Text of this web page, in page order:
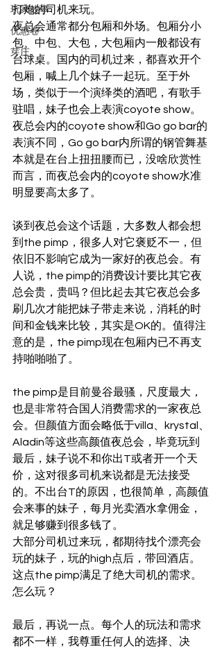
玩家故事
优惠卷
芽庄
打炮的司机来玩。
夜总会通常都分包厢和外场。包厢分小
包、中包、大包，大包厢内一般都设有
台球桌。国内的司机过来，都喜欢开个
包厢，喊上几个妹子一起玩。至于外
场，类似于一个演绎类的酒吧，有歌手
驻唱，妹子也会上表演coyote show。
夜总会内的coyote show和Go go bar的
表演不同，Go go bar内所谓的钢管舞基
本就是在台上扭扭腰而已，没啥欣赏性
而言，而夜总会内的coyote show水准
明显要高太多了。
谈到夜总会这个话题，大多数人都会想
到the pimp，很多人对它褒贬不一，但
依旧不影响它成为一家好的夜总会。有
人说，the pimp的消费设计要比其它夜
总会贵，贵吗？但比起去其它夜总会多
刷几次才能把妹子带走来说，消耗的时
间和金钱来比较，其实是OK的。值得注
意的是，the pimp现在包厢内已不再支
持啪啪啪了。
the pimp是目前曼谷最骚，尺度最大，
也是非常符合国人消费需求的一家夜总
会。但颜值方面会略低于villa、krystal、
Aladin等这些高颜值夜总会，毕竟玩到
最后，妹子说不和你出T或者开一个天
价，这对很多司机来说都是无法接受
的。不出台T的原因，也很简单，高颜值
会来事的妹子，每月光卖酒水拿佣金，
就足够赚到很多钱了。
大部分司机过来玩，都期待找个漂亮会
玩的妹子，玩的high点后，带回酒店。
这点the pimp满足了绝大司机的需求。
怎么玩？
最后，再说一点。每个人的玩法和需求
都不一样，我尊重任何人的选择、决